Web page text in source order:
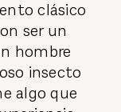
clásico
ser un
hombre
insecto
algo que